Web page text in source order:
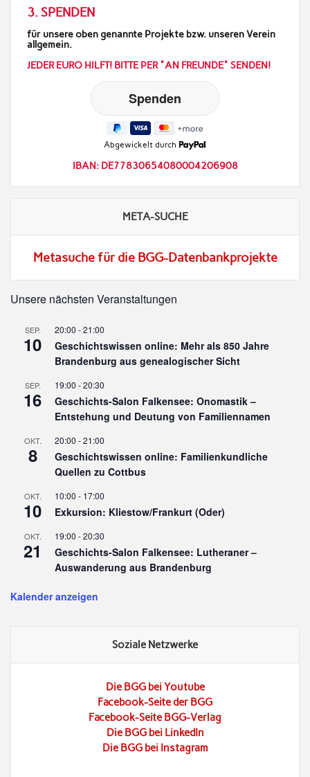
3. SPENDEN
für unsere oben genannte Projekte bzw. unseren Verein
allgemein.
JEDER EURO HILFT! BITTE PER "AN FREUNDE" SENDEN!
Abgewickelt durch
IBAN: DE77830654080004206908
META-SUCHE
Metasuche für die BGG-Datenbankprojekte
Unsere nächsten Veranstaltungen
SEP.
10
20:00 -21:00
Geschichtswissen online: Mehr als 850 Jahre
Brandenburg aus genealogischer Sicht
SEP.
16
19:00 -20:30
Geschichts-Salon Falkensee: Onomastik –
Entstehung und Deutung von Familiennamen
OKT.
8
20:00 -21:00
Geschichtswissen online: Familienkundliche
Quellen zu Cottbus
OKT.
10
10:00 - 17:00
Exkursion: Kliestow/Frankurt (Oder)
OKT.
21
19:00 -20:30
Geschichts-Salon Falkensee: Lutheraner –
Auswanderung aus Brandenburg
Kalender anzeigen
Soziale Netzwerke
Die BGG bei Youtube
Facebook-Seite der BGG
Facebook-Seite BGG-Verlag
Die BGG bei LinkedIn
Die BGG bei Instagram